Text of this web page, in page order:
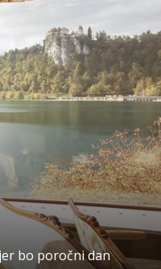
bo poročni dan